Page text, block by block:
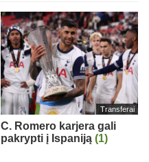
Transferai
C. Romero karjera gali
pakrypti į Ispaniją (1)